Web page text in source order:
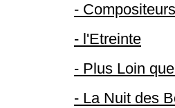
-
- l'Etreinte
- Plus Loin
- La Nuit des